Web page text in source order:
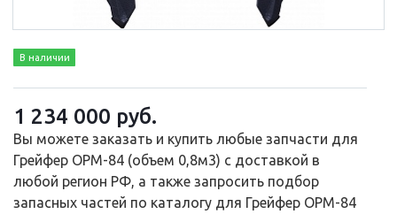
В наличии
1 234 000 руб.
Вы можете заказать и купить любые запчасти для
Грейфер ОРМ-84 (объем 0,8м3) с доставкой в
любой регион РФ, а также запросить подбор
запасных частей по каталогу для Грейфер ОРМ-84